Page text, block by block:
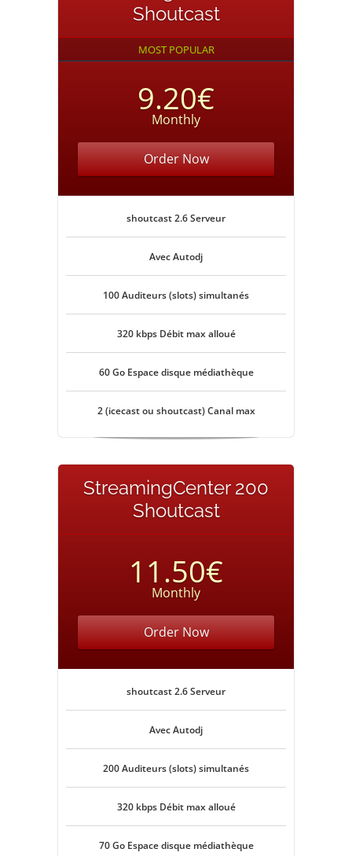
Shoutcast
MOST POPULAR
9.20€
Monthly
Order Now
shoutcast 2.6 Serveur
Avec Autodj
100 Auditeurs (slots) simultanés
320 kbps Débit max alloué
60 Go Espace disque médiathèque
2 (icecast ou shoutcast) Canal max
StreamingCenter 200
Shoutcast
11.50€
Monthly
Order Now
shoutcast 2.6 Serveur
Avec Autodj
200 Auditeurs (slots) simultanés
320 kbps Débit max alloué
70 Go Espace disque médiathèque